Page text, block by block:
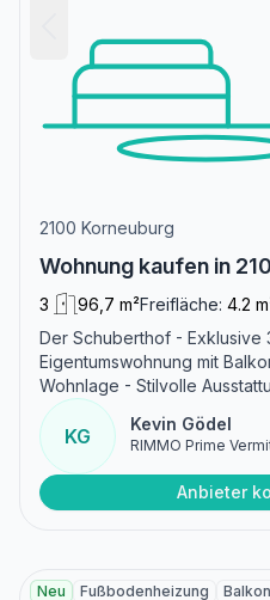
2100 Korneuburg
Wohnung kaufen in
3 96,7 m²Freifläche: 4.2
Der Schuberthof - Exklusive
Eigentumswohnung mit
Wohnlage - Stilvolle
KG
Kevin Gödel
RIMMO Prime
Anbieter
Neu Fußbodenheizung Balkon